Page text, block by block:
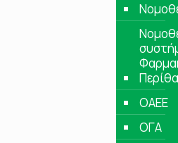
ΟΑΕΕ
ΟΓΑ